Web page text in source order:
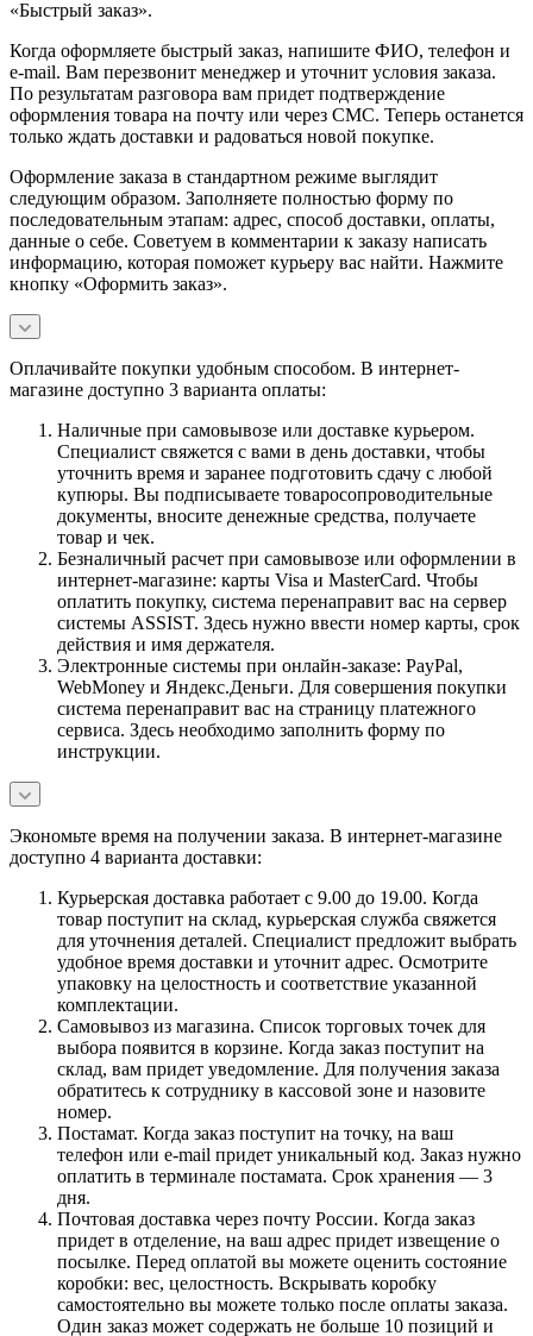
«Быстрый заказ».
Когда оформляете быстрый заказ, напишите ФИО, телефон и
e-mail. Вам перезвонит менеджер и уточнит условия заказа.
По результатам разговора вам придет подтверждение
оформления товара на почту или через СМС. Теперь останется
только ждать доставки и радоваться новой покупке.
Оформление заказа в стандартном режиме выглядит
следующим образом. Заполняете полностью форму по
последовательным этапам: адрес, способ доставки, оплаты,
данные о себе. Советуем в комментарии к заказу написать
информацию, которая поможет курьеру вас найти. Нажмите
кнопку «Оформить заказ».
Оплачивайте покупки удобным способом. В интернет-
магазине доступно 3 варианта оплаты:
Наличные при самовывозе или доставке курьером.
Специалист свяжется с вами в день доставки, чтобы
уточнить время и заранее подготовить сдачу с любой
купюры. Вы подписываете товаросопроводительные
документы, вносите денежные средства, получаете
товар и чек.
Безналичный расчет при самовывозе или оформлении в
интернет-магазине: карты Visa и MasterCard. Чтобы
оплатить покупку, система перенаправит вас на сервер
системы ASSIST. Здесь нужно ввести номер карты, срок
действия и имя держателя.
Электронные системы при онлайн-заказе: PayPal,
WebMoney и Яндекс.Деньги. Для совершения покупки
система перенаправит вас на страницу платежного
сервиса. Здесь необходимо заполнить форму по
инструкции.
Экономьте время на получении заказа. В интернет-магазине
доступно 4 варианта доставки:
Курьерская доставка работает с 9.00 до 19.00. Когда
товар поступит на склад, курьерская служба свяжется
для уточнения деталей. Специалист предложит выбрать
удобное время доставки и уточнит адрес. Осмотрите
упаковку на целостность и соответствие указанной
комплектации.
Самовывоз из магазина. Список торговых точек для
выбора появится в корзине. Когда заказ поступит на
склад, вам придет уведомление. Для получения заказа
обратитесь к сотруднику в кассовой зоне и назовите
номер.
Постамат. Когда заказ поступит на точку, на ваш
телефон или e-mail придет уникальный код. Заказ нужно
оплатить в терминале постамата. Срок хранения — 3
дня.
Почтовая доставка через почту России. Когда заказ
придет в отделение, на ваш адрес придет извещение о
посылке. Перед оплатой вы можете оценить состояние
коробки: вес, целостность. Вскрывать коробку
самостоятельно вы можете только после оплаты заказа.
Один заказ может содержать не больше 10 позиций и